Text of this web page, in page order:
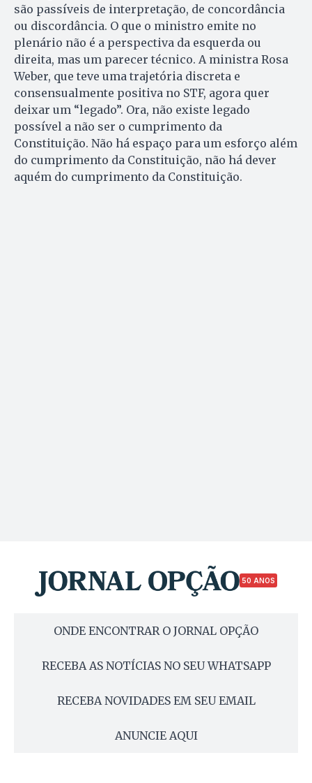
são passíveis de interpretação, de concordância
ou discordância. O que o ministro emite no
plenário não é a perspectiva da esquerda ou
direita, mas um parecer técnico. A ministra Rosa
Weber, que teve uma trajetória discreta e
consensualmente positiva no STF, agora quer
deixar um “legado”. Ora, não existe legado
possível a não ser o cumprimento da
Constituição. Não há espaço para um esforço além
do cumprimento da Constituição, não há dever
aquém do cumprimento da Constituição.
50 ANOS
ONDE ENCONTRAR O JORNAL OPÇÃO
RECEBA AS NOTÍCIAS NO SEU WHATSAPP
RECEBA NOVIDADES EM SEU EMAIL
ANUNCIE AQUI